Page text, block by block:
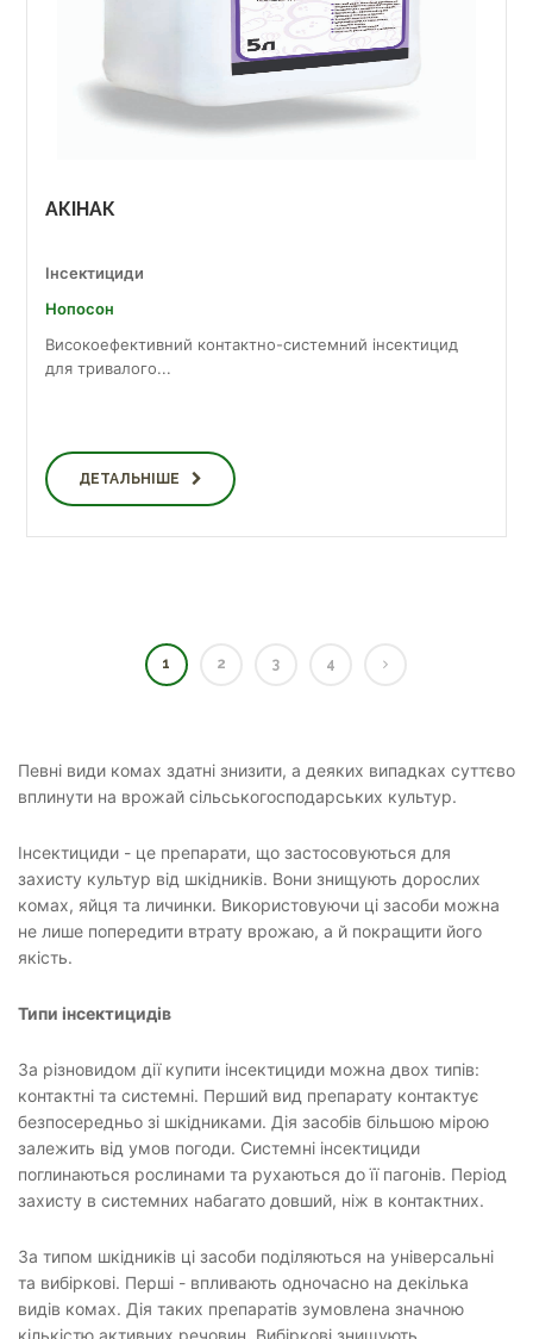
АКІНАК
Інсектициди
Нопосон
Високоефективний контактно-системний інсектицид
для тривалого...
ДЕТАЛЬНІШЕ
1 2 3 4
Певні види комах здатні знизити, а деяких випадках суттєво
вплинути на врожай сільськогосподарських культур.
Інсектициди - це препарати, що застосовуються для
захисту культур від шкідників. Вони знищують дорослих
комах, яйця та личинки. Використовуючи ці засоби можна
не лише попередити втрату врожаю, а й покращити його
якість.
Типи інсектицидів
За різновидом дії купити інсектициди можна двох типів:
контактні та системні. Перший вид препарату контактує
безпосередньо зі шкідниками. Дія засобів більшою мірою
залежить від умов погоди. Системні інсектициди
поглинаються рослинами та рухаються до її пагонів. Період
захисту в системних набагато довший, ніж в контактних.
За типом шкідників ці засоби поділяються на універсальні
та вибіркові. Перші - впливають одночасно на декілька
видів комах. Дія таких препаратів зумовлена значною
кількістю активних речовин. Вибіркові знищують